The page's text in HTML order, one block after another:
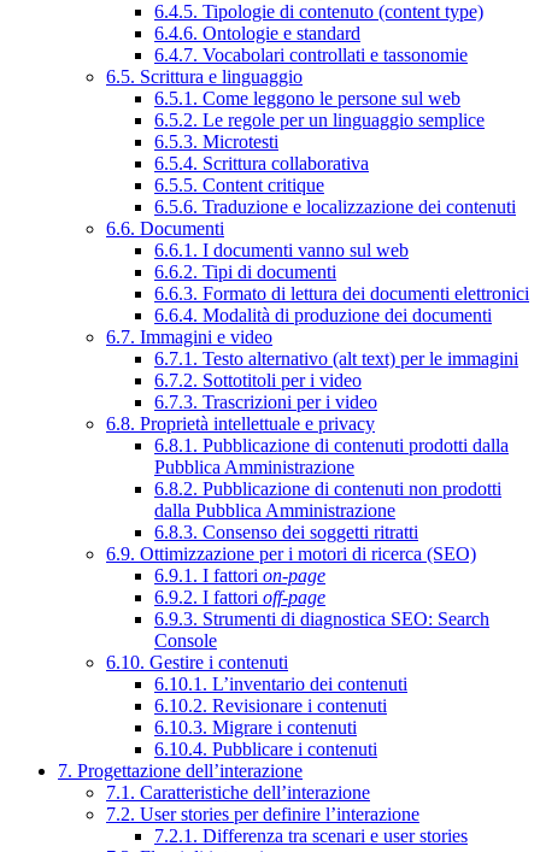
6.4.5. Tipologie di contenuto (content type)
6.4.6. Ontologie e standard
6.4.7. Vocabolari controllati e tassonomie
6.5. Scrittura e linguaggio
6.5.1. Come leggono le persone sul web
6.5.2. Le regole per un linguaggio semplice
6.5.3. Microtesti
6.5.4. Scrittura collaborativa
6.5.5. Content critique
6.5.6. Traduzione e localizzazione dei contenuti
6.6. Documenti
6.6.1. I documenti vanno sul web
6.6.2. Tipi di documenti
6.6.3. Formato di lettura dei documenti elettronici
6.6.4. Modalità di produzione dei documenti
6.7. Immagini e video
6.7.1. Testo alternativo (alt text) per le immagini
6.7.2. Sottotitoli per i video
6.7.3. Trascrizioni per i video
6.8. Proprietà intellettuale e privacy
6.8.1. Pubblicazione di contenuti prodotti dalla
Pubblica Amministrazione
6.8.2. Pubblicazione di contenuti non prodotti
dalla Pubblica Amministrazione
6.8.3. Consenso dei soggetti ritratti
6.9. Ottimizzazione per i motori di ricerca (SEO)
6.9.1. I fattori on-page
6.9.2. I fattori off-page
6.9.3. Strumenti di diagnostica SEO: Search
Console
6.10. Gestire i contenuti
6.10.1. L’inventario dei contenuti
6.10.2. Revisionare i contenuti
6.10.3. Migrare i contenuti
6.10.4. Pubblicare i contenuti
7. Progettazione dell’interazione
7.1. Caratteristiche dell’interazione
7.2. User stories per definire l’interazione
7.2.1. Differenza tra scenari e user stories